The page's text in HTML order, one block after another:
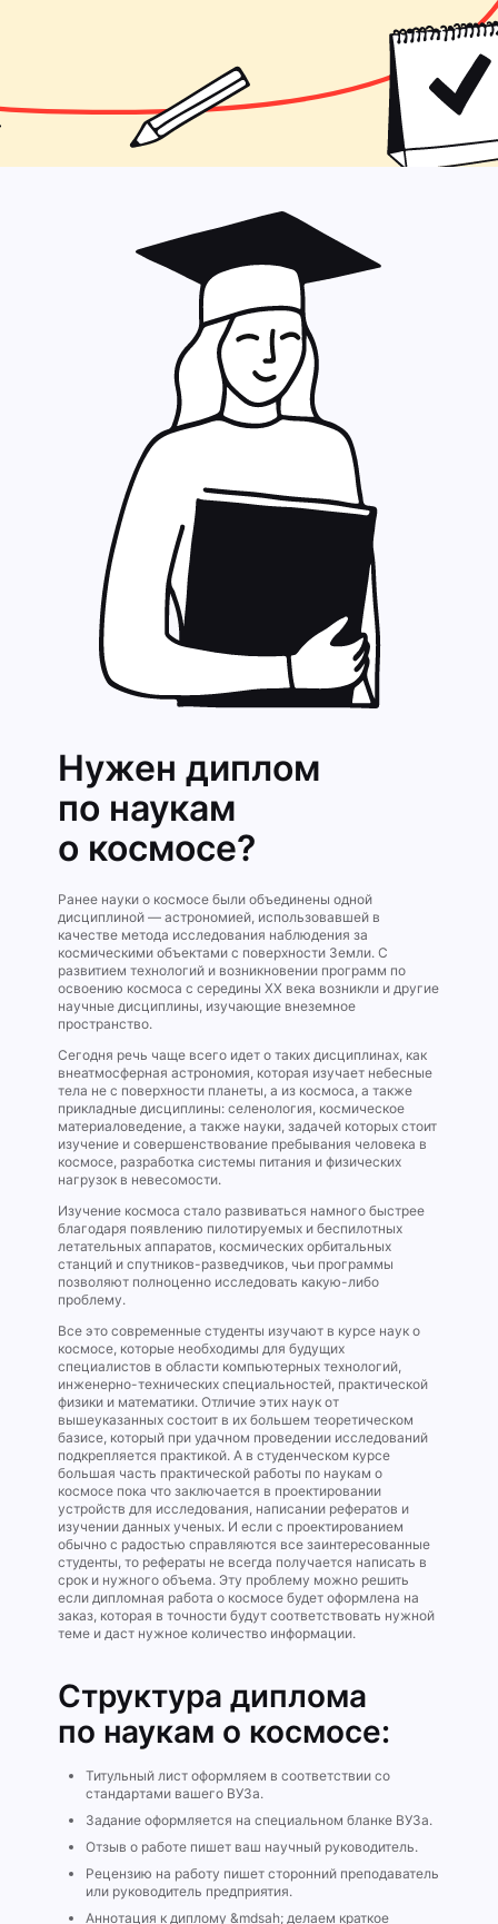
Нужен диплом
по наукам
о космосе?
Ранее науки о космосе были объединены одной
дисциплиной — астрономией, использовавшей в
качестве метода исследования наблюдения за
космическими объектами с поверхности Земли. С
развитием технологий и возникновении программ по
освоению космоса с середины XX века возникли и другие
научные дисциплины, изучающие внеземное
пространство.
Сегодня речь чаще всего идет о таких дисциплинах, как
внеатмосферная астрономия, которая изучает небесные
тела не с поверхности планеты, а из космоса, а также
прикладные дисциплины: селенология, космическое
материаловедение, а также науки, задачей которых стоит
изучение и совершенствование пребывания человека в
космосе, разработка системы питания и физических
нагрузок в невесомости.
Изучение космоса стало развиваться намного быстрее
благодаря появлению пилотируемых и беспилотных
летательных аппаратов, космических орбитальных
станций и спутников-разведчиков, чьи программы
позволяют полноценно исследовать какую-либо
проблему.
Все это современные студенты изучают в курсе наук о
космосе, которые необходимы для будущих
специалистов в области компьютерных технологий,
инженерно-технических специальностей, практической
физики и математики. Отличие этих наук от
вышеуказанных состоит в их большем теоретическом
базисе, который при удачном проведении исследований
подкрепляется практикой. А в студенческом курсе
большая часть практической работы по наукам о
космосе пока что заключается в проектировании
устройств для исследования, написании рефератов и
изучении данных ученых. И если с проектированием
обычно с радостью справляются все заинтересованные
студенты, то рефераты не всегда получается написать в
срок и нужного объема. Эту проблему можно решить
если дипломная работа о космосе будет оформлена на
заказ, которая в точности будут соответствовать нужной
теме и даст нужное количество информации.
Структура диплома
по наукам о космосе:
Титульный лист оформляем в соответствии со
стандартами вашего ВУЗа.
Задание оформляется на специальном бланке ВУЗа.
Отзыв о работе пишет ваш научный руководитель.
Рецензию на работу пишет сторонний преподаватель
или руководитель предприятия.
Аннотация к диплому &mdsah; делаем краткое